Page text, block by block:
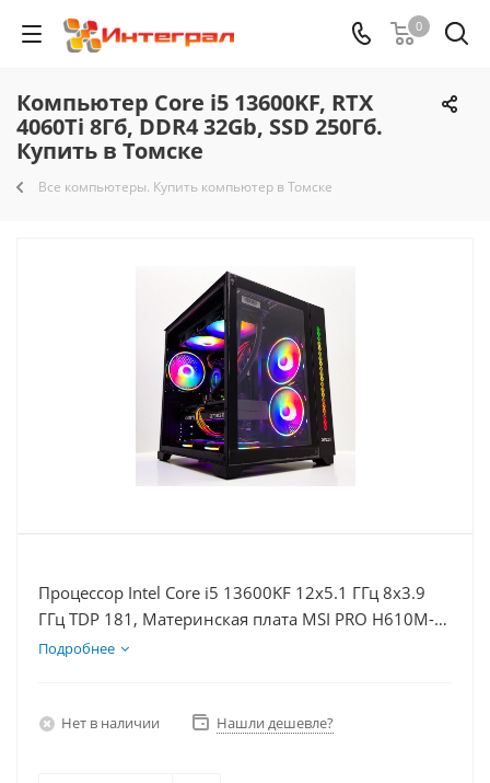
0
Компьютер Core i5 13600KF, RTX
4060Ti 8Гб, DDR4 32Gb, SSD 250Гб.
Купить в Томске
Все компьютеры. Купить компьютер в Томске
Процессор Intel Core i5 13600KF 12x5.1 ГГц 8x3.9
ГГц TDP 181, Материнская плата MSI PRO H610M-E,
Видеокарта RTX 4060Ti 8Гб, Память DDR4 32Gb,
Подробнее
Нет в наличии Нашли дешевле?